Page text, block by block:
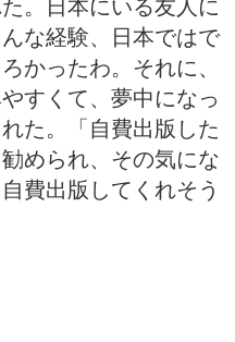
。日本にいる友人に
な経験、日本ではで
かったわ。それに、
すくて、夢中になっ
た。「自費出版した
められ、その気にな
費出版してくれそう